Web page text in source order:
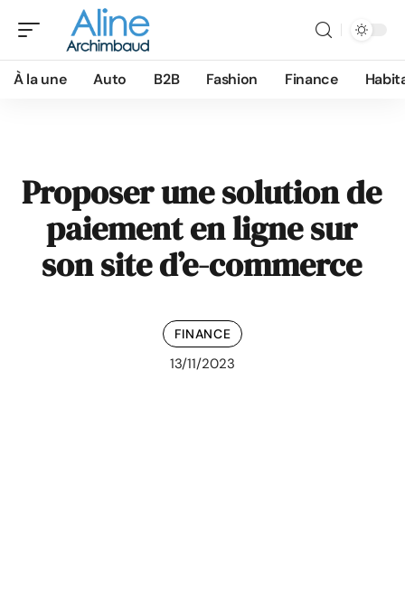
À la une Auto B2B Fashion Finance
Proposer une solution de
paiement en ligne sur
son site d’e-commerce
FINANCE
13/11/2023